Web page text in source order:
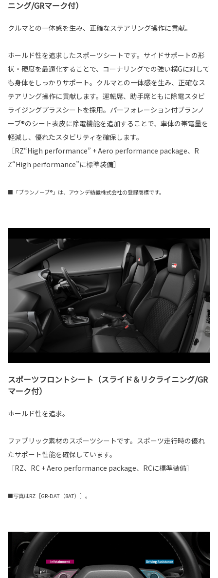
ニング/GRマーク付）
クルマとの一体感を生み、正確なステアリング操作に貢献。
ホールド性を追求したスポーツシートです。サイドサポートの形
状・硬度を最適化することで、コーナリングでの強い横Gに対して
も身体をしっかりサポート。クルマとの一体感を生み、正確なス
テアリング操作に貢献します。運転席、助手席ともに除電スタビ
ライジングプラスシートを採用。パーフォレーション付ブランノ
ーブ®のシート表皮に除電機能を追加することで、車体の帯電量を
軽減し、優れたスタビリティを確保します。
［RZ“High performance” + Aero performance package、R
Z“High performance”に標準装備］
■「ブランノーブ®」は、アウンデ紡織株式会社の登録商標です。
スポーツフロントシート（スライド＆リクライニング/GR
マーク付）
ホールド性を追求。
ファブリック素材のスポーツシートです。スポーツ走行時の優れ
たサポート性能を確保しています。
［RZ、RC + Aero performance package、RCに標準装備］
■写真はRZ［GR-DAT（8AT）］。